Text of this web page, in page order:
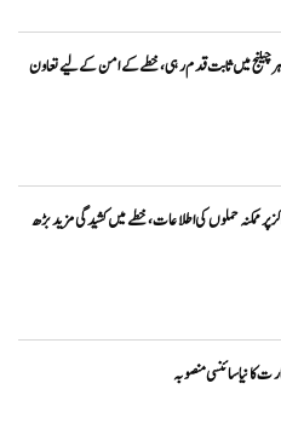
میں ثابت قدم رہی، خطے کے امن کے لیے تعاون
پر ممکنہ حملوں کی اطلاعات، خطے میں کشیدگی مزید بڑھ
کا نیا سائنسی منصوبہ